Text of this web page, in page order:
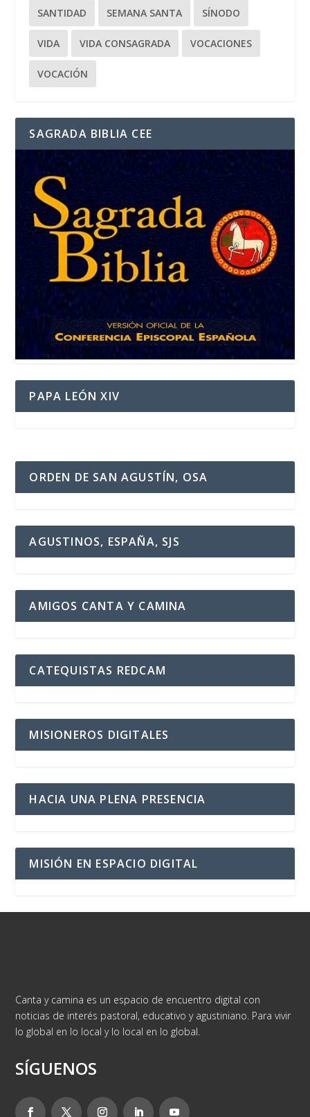
SANTIDAD SEMANA SANTA SÍNODO
VIDA VIDA CONSAGRADA VOCACIONES
VOCACIÓN
SAGRADA BIBLIA CEE
PAPA LEÓN XIV
ORDEN DE SAN AGUSTÍN, OSA
AGUSTINOS, ESPAÑA, SJS
AMIGOS CANTA Y CAMINA
CATEQUISTAS REDCAM
MISIONEROS DIGITALES
HACIA UNA PLENA PRESENCIA
MISIÓN EN ESPACIO DIGITAL
Canta y camina es un espacio de encuentro digital con
noticias de interés pastoral, educativo y agustiniano. Para vivir
lo global en lo local y lo local en lo global.
SÍGUENOS